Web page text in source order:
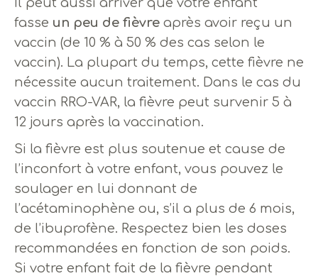
fasse un peu de fièvre après avoir reçu un
vaccin (de 10 % à 50 % des cas selon le
vaccin). La plupart du temps, cette fièvre ne
nécessite aucun traitement. Dans le cas du
vaccin RRO-VAR, la fièvre peut survenir 5 à
12 jours après la vaccination.
Si la fièvre est plus soutenue et cause de
l’inconfort à votre enfant, vous pouvez le
soulager en lui donnant de
l’acétaminophène ou, s’il a plus de 6 mois,
de l’ibuprofène. Respectez bien les doses
recommandées en fonction de son poids.
Si votre enfant fait de la fièvre pendant